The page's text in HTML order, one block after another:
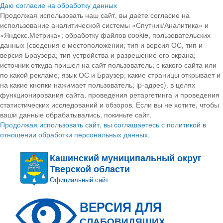
Даю согласие на обработку данных
Продолжая использовать наш сайт, вы даете согласие на
использование аналитической системы «Спутник/Аналитика» и
«Яндекс.Метрика»; обработку файлов cookie, пользовательских
данных (сведения о местоположении; тип и версия ОС, тип и
версия Браузера; тип устройства и разрешение его экрана;
источник откуда пришел на сайт пользователь; с какого сайта или
по какой рекламе; язык ОС и Браузер; какие страницы открывает и
на какие кнопки нажимает пользователь; ip-адрес). в целях
функционирования сайта, проведения ретаргетинга и проведения
статистических исследований и обзоров. Если вы не хотите, чтобы
ваши данные обрабатывались, покиньте сайт.
Продолжая использовать сайт, вы соглашаетесь с политикой в
отношении обработки персональных данных.